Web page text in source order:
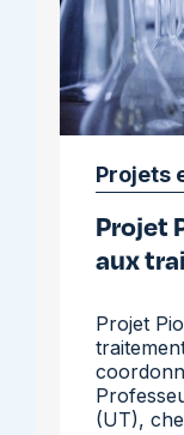
Projets
Projet
aux
Projet
(UT),